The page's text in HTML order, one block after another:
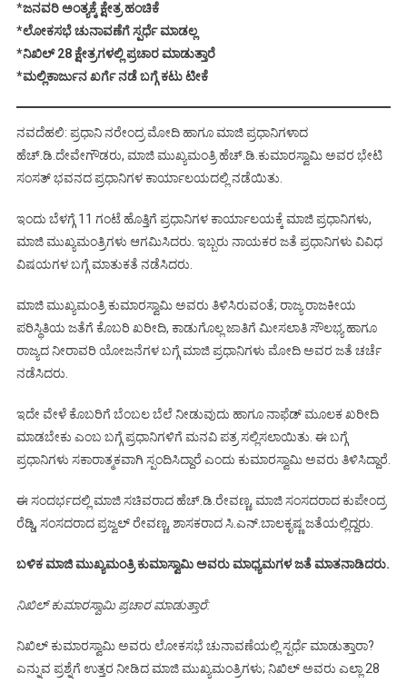
*ಜನವರಿ ಅಂತ್ಯಕ್ಕೆ ಕ್ಷೇತ್ರ ಹಂಚಿಕೆ
*ಲೋಕಸಭೆ ಚುನಾವಣೆಗೆ ಸ್ಪರ್ಧೆ ಮಾಡಲ್ಲ
*ನಿಖಿಲ್‌ 28 ಕ್ಷೇತ್ರಗಳಲ್ಲಿ ಪ್ರಚಾರ ಮಾಡುತ್ತಾರೆ
*ಮಲ್ಲಿಕಾರ್ಜುನ ಖರ್ಗೆ ನಡೆ ಬಗ್ಗೆ ಕಟು ಟೀಕೆ
ನವದೆಹಲಿ: ಪ್ರಧಾನಿ ನರೇಂದ್ರ ಮೋದಿ ಹಾಗೂ ಮಾಜಿ ಪ್ರಧಾನಿಗಳಾದ
ಹೆಚ್.ಡಿ.ದೇವೇಗೌಡರು, ಮಾಜಿ ಮುಖ್ಯಮಂತ್ರಿ ಹೆಚ್.ಡಿ.ಕುಮಾರಸ್ವಾಮಿ ಅವರ ಭೇಟಿ
ಸಂಸತ್‌ ಭವನದ ಪ್ರಧಾನಿಗಳ ಕಾರ್ಯಾಲಯದಲ್ಲಿ ನಡೆಯಿತು.
ಇಂದು ಬೆಳಗ್ಗೆ 11 ಗಂಟೆ ಹೊತ್ತಿಗೆ ಪ್ರಧಾನಿಗಳ ಕಾರ್ಯಾಲಯಕ್ಕೆ ಮಾಜಿ ಪ್ರಧಾನಿಗಳು,
ಮಾಜಿ ಮುಖ್ಯಮಂತ್ರಿಗಳು ಆಗಮಿಸಿದರು. ಇಬ್ಬರು ನಾಯಕರ ಜತೆ ಪ್ರಧಾನಿಗಳು ವಿವಿಧ
ವಿಷಯಗಳ ಬಗ್ಗೆ ಮಾತುಕತೆ ನಡೆಸಿದರು.
ಮಾಜಿ ಮುಖ್ಯಮಂತ್ರಿ ಕುಮಾರಸ್ವಾಮಿ ಅವರು ತಿಳಿಸಿರುವಂತೆ; ರಾಜ್ಯ ರಾಜಕೀಯ
ಪರಿಸ್ಥಿತಿಯ ಜತೆಗೆ ಕೊಬರಿ ಖರೀದಿ, ಕಾಡುಗೊಲ್ಲ ಜಾತಿಗೆ ಮೀಸಲಾತಿ ಸೌಲಭ್ಯ‌ ಹಾಗೂ
ರಾಜ್ಯದ ನೀರಾವರಿ ಯೋಜನೆಗಳ ಬಗ್ಗೆ ಮಾಜಿ ಪ್ರಧಾನಿಗಳು ಮೋದಿ ಅವರ ಜತೆ ಚರ್ಚೆ
ನಡೆಸಿದರು.
ಇದೇ ವೇಳೆ ಕೊಬರಿಗೆ ಬೆಂಬಲ ಬೆಲೆ ನೀಡುವುದು ಹಾಗೂ ನಾಫೆಡ್‌ ಮೂಲಕ ಖರೀದಿ
ಮಾಡಬೇಕು ಎಂಬ ಬಗ್ಗೆ ಪ್ರಧಾನಿಗಳಿಗೆ ಮನವಿ ಪತ್ರ ಸಲ್ಲಿಸಲಾಯಿತು. ಈ ಬಗ್ಗೆ
ಪ್ರಧಾನಿಗಳು ಸಕಾರಾತ್ಮಕವಾಗಿ ಸ್ಪಂದಿಸಿದ್ದಾರೆ ಎಂದು ಕುಮಾರಸ್ವಾಮಿ ಅವರು ತಿಳಿಸಿದ್ದಾರೆ.
ಈ ಸಂದರ್ಭದಲ್ಲಿ ಮಾಜಿ ಸಚಿವರಾದ ಹೆಚ್.ಡಿ.ರೇವಣ್ಣ, ಮಾಜಿ ಸಂಸದರಾದ ಕುಪೇಂದ್ರ
ರೆಡ್ಡಿ, ಸಂಸದರಾದ ಪ್ರಜ್ವಲ್ ರೇವಣ್ಣ, ಶಾಸಕರಾದ ಸಿ.ಎನ್.ಬಾಲಕೃಷ್ಣ ಜತೆಯಲ್ಲಿದ್ದರು.
ಬಳಿಕ ಮಾಜಿ ಮುಖ್ಯಮಂತ್ರಿ ಕುಮಾಸ್ವಾಮಿ ಅವರು ಮಾಧ್ಯಮಗಳ ಜತೆ ಮಾತನಾಡಿದರು.
ನಿಖಿಲ್ ಕುಮಾರಸ್ವಾಮಿ ಪ್ರಚಾರ ಮಾಡುತ್ತಾರೆ:
ನಿಖಿಲ್‌ ಕುಮಾರಸ್ವಾಮಿ ಅವರು ಲೋಕಸಭೆ ಚುನಾವಣೆಯಲ್ಲಿ ಸ್ಪರ್ಧೆ ಮಾಡುತ್ತಾರಾ?
ಎನ್ನುವ ಪ್ರಶ್ನೆಗೆ ಉತ್ತರ ನೀಡಿದ ಮಾಜಿ ಮುಖ್ಯಮಂತ್ರಿಗಳು; ನಿಖಿಲ್ ಅವರು ಎಲ್ಲಾ 28